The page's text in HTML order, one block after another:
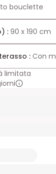
bouclette
: 90 x 190 cm
: Con
limitata